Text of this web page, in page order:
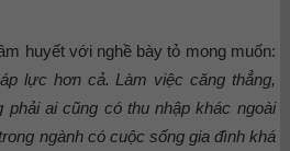
huyết với nghề bày tỏ mong muốn:
lực hơn cả. Làm việc căng thẳng,
phải ai cũng có thu nhập khác ngoài
ngành có cuộc sống gia đình khá